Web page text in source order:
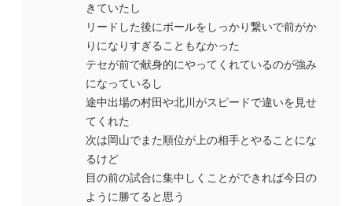
きていたし
リードした後にボールをしっかり繋いで前がか
りになりすぎることもなかった
テセが前で献身的にやってくれているのが強み
になっているし
途中出場の村田や北川がスピードで違いを見せ
てくれた
次は岡山でまた順位が上の相手とやることにな
るけど
目の前の試合に集中しくことができれば今日の
ように勝てると思う